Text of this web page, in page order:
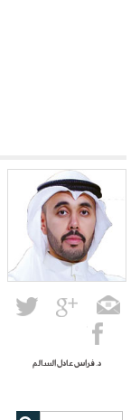
د. فراس عادل السالم